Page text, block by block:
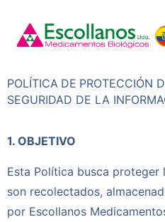
POLÍTICA DE PROTECCIÓN
SEGURIDAD DE LA
1. OBJETIVO
Esta Política busca proteger
son recolectados,
por Escollanos